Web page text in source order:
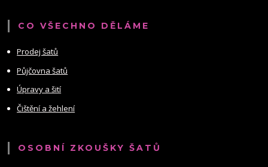
CO VŠECHNO DĚLÁME
Prodej šatů
Půjčovna šatů
Úpravy a šití
Čištění a žehlení
OSOBNÍ ZKOUŠKY ŠATŮ